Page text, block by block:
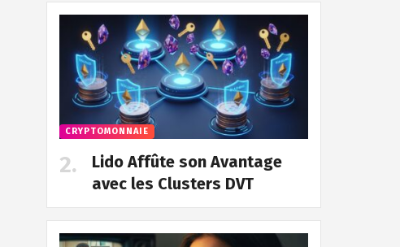
CRYPTOMONNAIE
Lido Affûte son Avantage
avec les Clusters DVT